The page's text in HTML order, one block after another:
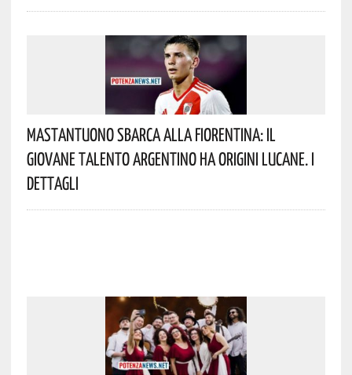
Mastantuono Sbarca Alla Fiorentina: Il
Giovane Talento Argentino Ha Origini Lucane. I
Dettagli